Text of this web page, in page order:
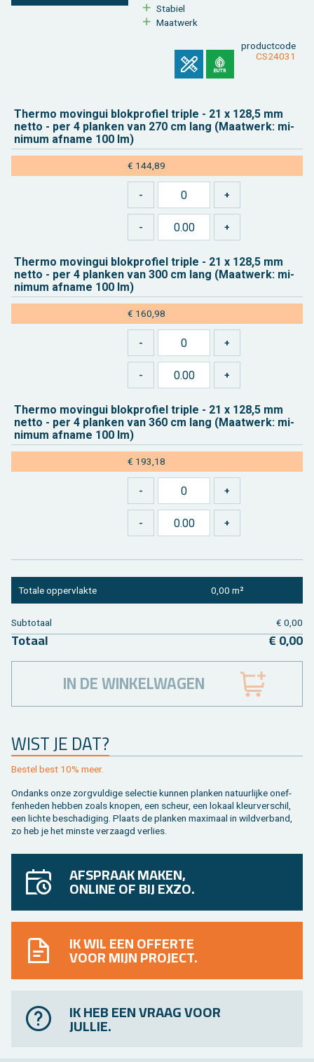
Sta­biel
Maat­werk
product­code
CS24031
Ther­mo mo­vin­gui blok­pro­fiel tri­ple - 21 x 128,5 mm
netto - per 4 plan­ken van 270 cm lang (Maat­werk: mi­
ni­mum af­na­me 100 lm)
€ 144,89
Ther­mo mo­vin­gui blok­pro­fiel tri­ple - 21 x 128,5 mm
netto - per 4 plan­ken van 300 cm lang (Maat­werk: mi­
ni­mum af­na­me 100 lm)
€ 160,98
Ther­mo mo­vin­gui blok­pro­fiel tri­ple - 21 x 128,5 mm
netto - per 4 plan­ken van 360 cm lang (Maat­werk: mi­
ni­mum af­na­me 100 lm)
€ 193,18
WIST JE DAT?
Be­stel best 10% meer.
On­danks onze zorg­vul­di­ge se­lec­tie kun­nen plan­ken na­tuur­lij­ke on­ef­
fen­he­den heb­ben zoals kno­pen, een scheur, een lo­kaal kleur­ver­schil,
een lich­te be­scha­di­ging. Plaats de plan­ken maxi­maal in wild­ver­band,
zo heb je het min­ste ver­zaagd ver­lies.
To­ta­le op­per­vlak­te 0,00 m²
Sub­to­taal € 0,00
To­taal € 0,00
IN DE WINKELWAGEN
AFSPRAAK MAKEN,
ONLINE OF BIJ EXZO.
IK WIL EEN OFFERTE
VOOR MIJN PROJECT.
IK HEB EEN VRAAG VOOR
JULLIE.